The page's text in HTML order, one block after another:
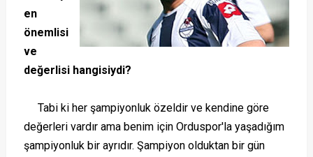
en
önemlisi
ve
değerlisi hangisiydi?
Tabi ki her şampiyonluk özeldir ve kendine göre
değerleri vardır ama benim için Orduspor'la yaşadığım
şampiyonluk bir ayrıdır. Şampiyon olduktan bir gün